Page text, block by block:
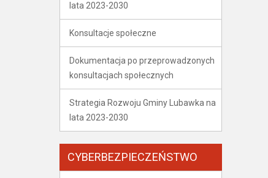
lata 2023-2030
Konsultacje społeczne
Dokumentacja po przeprowadzonych
konsultacjach społecznych
Strategia Rozwoju Gminy Lubawka na
lata 2023-2030
CYBERBEZPIECZEŃSTWO